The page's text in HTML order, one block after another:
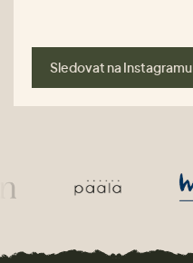
Sledovat na Instagramu